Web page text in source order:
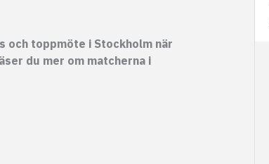
och toppmöte i Stockholm när
du mer om matcherna i